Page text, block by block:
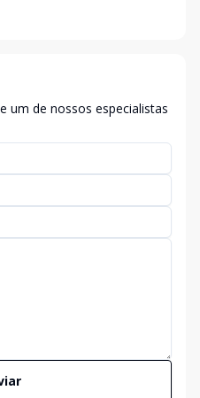
um de nossos especialistas